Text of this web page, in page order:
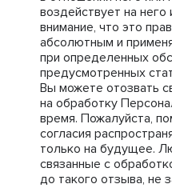
воздействует на
внимание, что это
абсолютным и
при определенных
предусмотренных
Вы можете отозвать
на обработку
время. Пожалуйста,
согласия
только на будущее.
связанные с
до такого отзыва, не